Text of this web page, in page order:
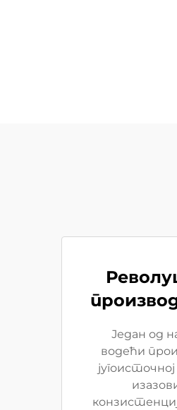
Један од
водећи